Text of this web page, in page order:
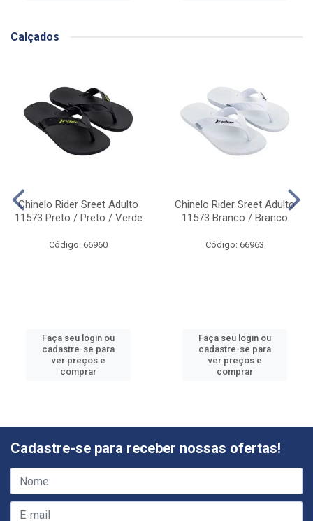
Calçados
Chinelo Rider Sreet Adulto
11573 Preto / Preto / Verde
Código: 66960
Faça seu login ou
cadastre-se para
ver preços e
comprar
Chinelo Rider Sreet Adulto
11573 Branco / Branco
Código: 66963
Faça seu login ou
cadastre-se para
ver preços e
comprar
Cadastre-se para receber nossas ofertas!